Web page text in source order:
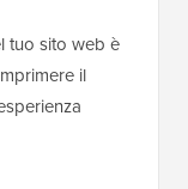
tuo sito web è
il